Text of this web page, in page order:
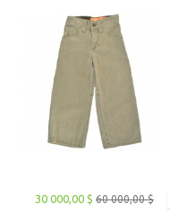
30 000,00 $ 60 000,00 $